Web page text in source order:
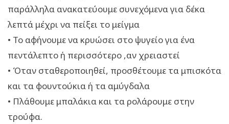
παράλληλα ανακατεύουμε συνεχόμενα για δέκα
λεπτά μέχρι να πείξει το μείγμα
• Το αφήνουμε να κρυώσει στο ψυγείο για ένα
πεντάλεπτο ή περισσότερο ,αν χρειαστεί
• Όταν σταθεροποιηθεί, προσθέτουμε τα μπισκότα
και τα φουντούκια ή τα αμύγδαλα
• Πλάθουμε μπαλάκια και τα ρολάρουμε στην
τρούφα.